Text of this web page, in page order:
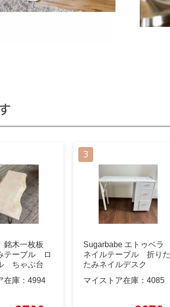
木一枚板
テーブル ロ
ちゃぶ台
在庫： 4994
Sugarbabe エトゥベラ
ネイルテーブル 折りた
たみネイルデスク
マイストア在庫： 4085